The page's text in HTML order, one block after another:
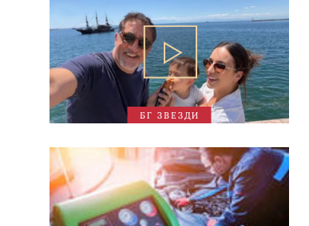
БГ ЗВЕЗДИ